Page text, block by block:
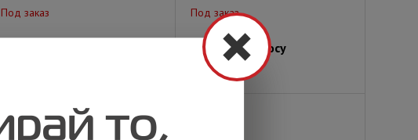
Под заказ
Под заказ
Цена по запросу